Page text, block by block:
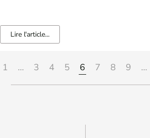
Lire l'article...
1 … 3 4 5 6 7 8 9 …